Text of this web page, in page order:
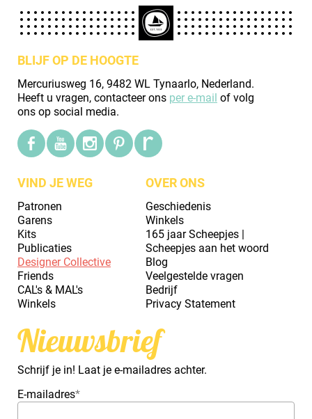
BLIJF OP DE HOOGTE
Mercuriusweg 16, 9482 WL Tynaarlo, Nederland.
Heeft u vragen, contacteer ons per e-mail of volg
ons op social media.
VIND JE WEG
Patronen
Garens
Kits
Publicaties
Designer Collective
Friends
CAL's & MAL's
Winkels
OVER ONS
Geschiedenis
Winkels
165 jaar Scheepjes |
Scheepjes aan het woord
Blog
Veelgestelde vragen
Bedrijf
Privacy Statement
Nieuwsbrief
Schrijf je in! Laat je e-mailadres achter.
E-mailadres*